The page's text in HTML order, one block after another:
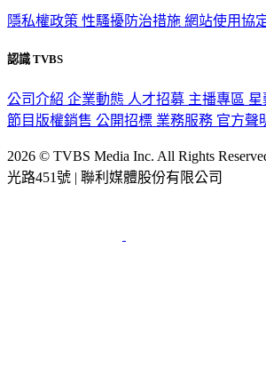
隱私權政策 性騷擾防治措施 網站使用協
認識 TVBS
公司介紹 企業動態 人才招募 主播專區 星
節目版權銷售 公開招標 業務服務 官方聲
2026 © TVBS Media Inc. All Rights
光路451號 | 聯利媒體股份有限公司